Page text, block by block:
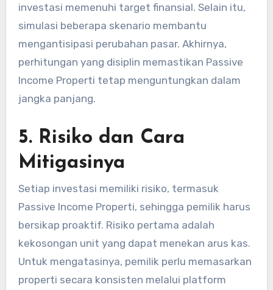
investasi memenuhi target finansial. Selain itu,
simulasi beberapa skenario membantu
mengantisipasi perubahan pasar. Akhirnya,
perhitungan yang disiplin memastikan Passive
Income Properti tetap menguntungkan dalam
jangka panjang.
5. Risiko dan Cara
Mitigasinya
Setiap investasi memiliki risiko, termasuk
Passive Income Properti, sehingga pemilik harus
bersikap proaktif. Risiko pertama adalah
kekosongan unit yang dapat menekan arus kas.
Untuk mengatasinya, pemilik perlu memasarkan
properti secara konsisten melalui platform